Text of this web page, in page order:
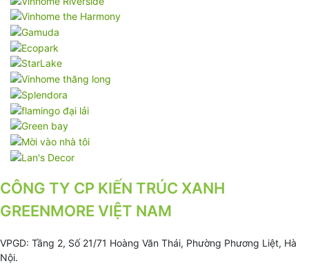
CÔNG TY CP KIẾN TRÚC XANH
GREENMORE VIỆT NAM
VPGD: Tầng 2, Số 21/71 Hoàng Văn Thái, Phường Phương Liệt, Hà
Nội.